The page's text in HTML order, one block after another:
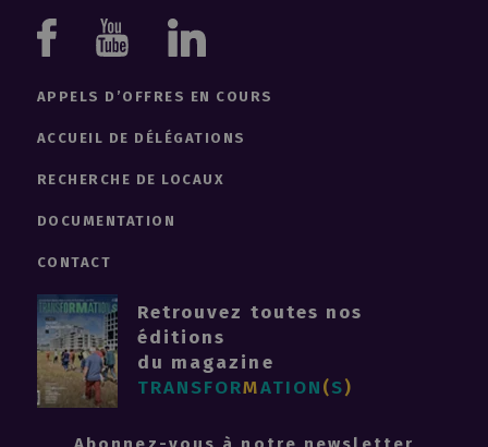
YoutubeLinkedin
APPELS D’OFFRES EN COURS
ACCUEIL DE DÉLÉGATIONS
RECHERCHE DE LOCAUX
DOCUMENTATION
CONTACT
Retrouvez toutes nos
éditions
du magazine
TRANSFORMATION(S)